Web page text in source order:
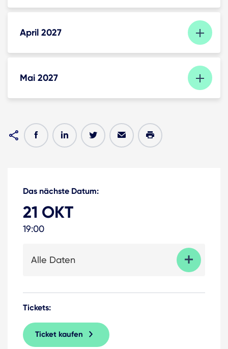
April 2027
Mai 2027
Das nächste Datum:
21 OKT
19:00
Alle Daten
Tickets:
Ticket kaufen